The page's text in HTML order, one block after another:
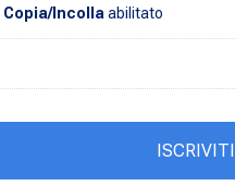
Copia/Incolla abilitato
ISCRIVITI